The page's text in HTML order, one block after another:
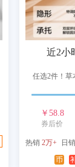
近2小
任选2件！
￥ 58.8
券后价
热销 2万+ 日销
币